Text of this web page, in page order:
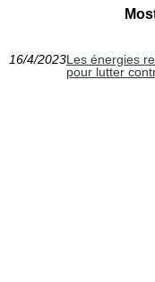
16/4/2023Les énergies
pour lutter